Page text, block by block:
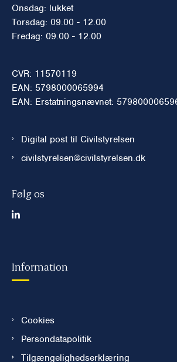
Onsdag: lukket
Torsdag: 09.00 - 12.00
Fredag: 09.00 - 12.00
CVR: 11570119
EAN: 5798000065994
EAN: Erstatningsnævnet:
Digital post til Civilstyrelsen
civilstyrelsen@civilstyrelsen.dk
Følg os
Information
Cookies
Persondatapolitik
Tilgængelighedserklæring